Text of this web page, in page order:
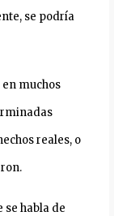
se podría
muchos
reales, o
habla de